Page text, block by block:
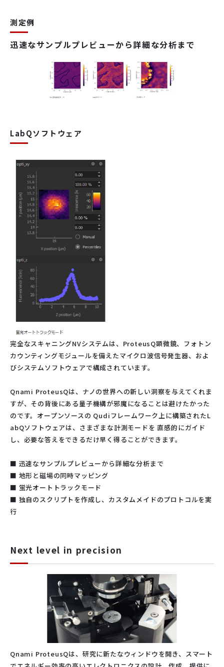
測定例
迅速なサンプルプレビューから詳細な分析まで
LabQソフトウェア
完全なスキャニングNVシステムは、ProteusQ顕微鏡、フォトン
カウンティングモジュールを備えたマイクロ波信号発生器、およ
びシステムソフトウェアで構成されています。
Qnami ProteusQは、ナノの世界への新しい洞察を与えてくれま
すが、その背後にある量子機構が邪魔になることは避けたかった
のです。オープンソースの Qudiフレームワーク上に構築されたL
abQソフトウェアは、さまざまな計測モードを 直感的にガイド
し、必要な答えをできるだけ早く得ることができます。
■ 迅速なサンプルプレビューから詳細な分析まで
■ 地形と磁場の同時マッピング
■ 蛍光オートトラックモード
■ 独自のスクリプトを作成し、カスタムメイドのプロトコルを実
行
Next level in precision
Qnami ProteusQは、研究に新たなウィンドウを開き、スマート